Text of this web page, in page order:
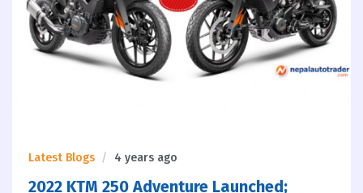
Latest Blogs 4 years ago
2022 KTM 250 Adventure Launched;